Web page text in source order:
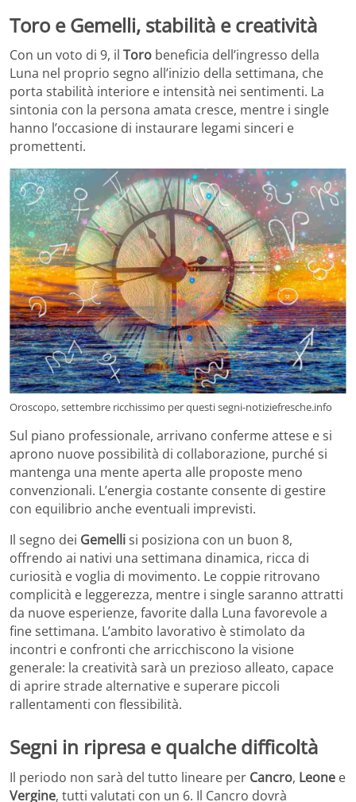
Toro e Gemelli, stabilità e creatività
Con un voto di 9, il Toro beneficia dell’ingresso della
Luna nel proprio segno all’inizio della settimana, che
porta stabilità interiore e intensità nei sentimenti. La
sintonia con la persona amata cresce, mentre i single
hanno l’occasione di instaurare legami sinceri e
promettenti.
Oroscopo, settembre ricchissimo per questi segni-notiziefresche.info
Sul piano professionale, arrivano conferme attese e si
aprono nuove possibilità di collaborazione, purché si
mantenga una mente aperta alle proposte meno
convenzionali. L’energia costante consente di gestire
con equilibrio anche eventuali imprevisti.
Il segno dei Gemellisi posiziona con un buon 8,
offrendo ai nativi una settimana dinamica, ricca di
curiosità e voglia di movimento. Le coppie ritrovano
complicità e leggerezza, mentre i single saranno attratti
da nuove esperienze, favorite dalla Luna favorevole a
fine settimana. L’ambito lavorativo è stimolato da
incontri e confronti che arricchiscono la visione
generale: la creatività sarà un prezioso alleato, capace
di aprire strade alternative e superare piccoli
rallentamenti con flessibilità.
Segni in ripresa e qualche difficoltà
Il periodo non sarà del tutto lineare per Cancro, Leone e
Vergine, tutti valutati con un 6. Il Cancro dovrà